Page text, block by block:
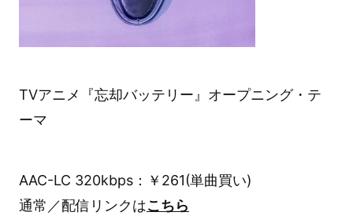
TVアニメ『忘却バッテリー』オープニング・テ
ーマ
AAC-LC 320kbps：￥261(単曲買い)
通常／配信リンクはこちら